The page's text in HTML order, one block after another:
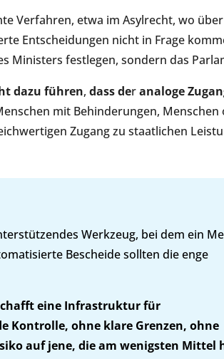
Verfahren, etwa im Asylrecht, wo
Entscheidungen nicht in Frage
Ministers festlegen, sondern das
dazu führen, dass deranaloge
mit Behinderungen, Menschen
Zugang zu staatlichen
Werkzeug, bei dem ein
Bescheide sollten die enge
eine Infrastruktur für
Kontrolle, ohne klare Grenzen, ohne
auf jene, die am wenigsten Mittel